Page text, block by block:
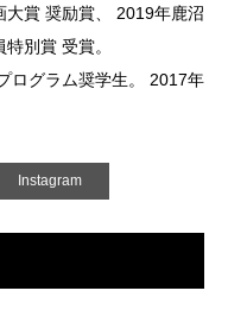
賞 奨励賞、 2019年鹿沼
別賞 受賞。
ログラム奨学生。 2017年
Instagram